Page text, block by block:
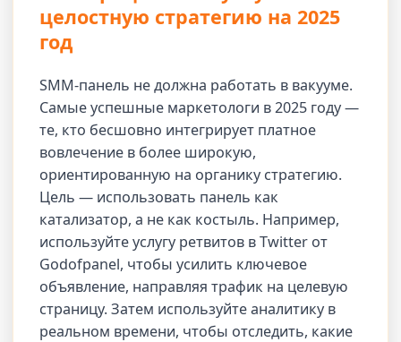
целостную стратегию на 2025
год
SMM-панель не должна работать в вакууме.
Самые успешные маркетологи в 2025 году —
те, кто бесшовно интегрирует платное
вовлечение в более широкую,
ориентированную на органику стратегию.
Цель — использовать панель как
катализатор, а не как костыль. Например,
используйте услугу ретвитов в Twitter от
Godofpanel, чтобы усилить ключевое
объявление, направляя трафик на целевую
страницу. Затем используйте аналитику в
реальном времени, чтобы отследить, какие